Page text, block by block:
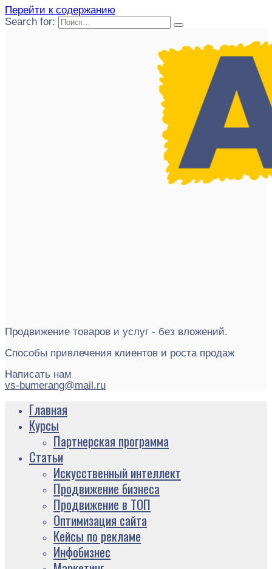
Перейти к содержанию
Search for:
Продвижение товаров и услуг - без вложений.
Способы привлечения клиентов и роста продаж
Написать нам
vs-bumerang@mail.ru
Главная
Курсы
Партнерская программа
Статьи
Искусственный интеллект
Продвижение бизнеса
Продвижение в ТОП
Оптимизация сайта
Кейсы по рекламе
Инфобизнес